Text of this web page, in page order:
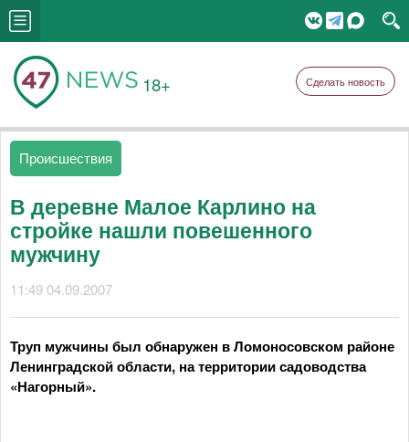
18+ Сделать новость
Происшествия
В деревне Малое Карлино на
стройке нашли повешенного
мужчину
11:49 04.09.2007
Труп мужчины был обнаружен в Ломоносовском районе
Ленинградской области, на территории садоводства
«Нагорный».